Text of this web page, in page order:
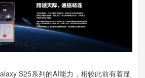
S25系列的AI能力，相较此前有着显